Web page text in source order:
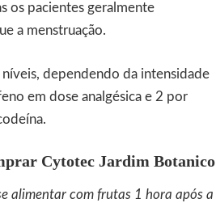
os pacientes geralmente
a menstruação.
dependendo da intensidade
em dose analgésica e 2 por
Cytotec Jardim Botanico
alimentar com frutas 1 hora após a